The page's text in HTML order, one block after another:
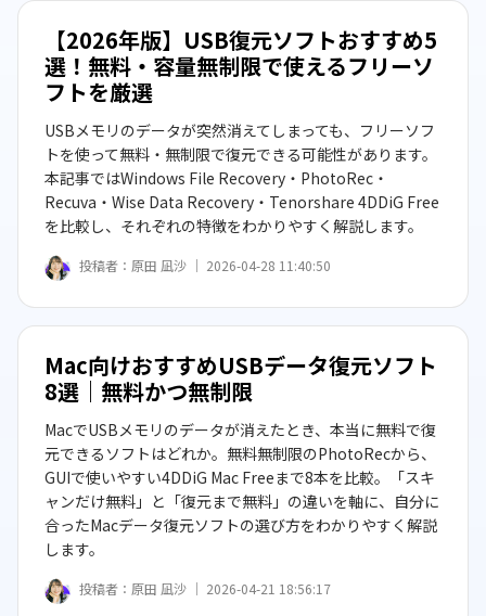
【2026年版】USB復元ソフトおすすめ5
選！無料・容量無制限で使えるフリーソ
フトを厳選
USBメモリのデータが突然消えてしまっても、フリーソフ
トを使って無料・無制限で復元できる可能性があります。
本記事ではWindows File Recovery・PhotoRec・
Recuva・Wise Data Recovery・Tenorshare 4DDiG Free
を比較し、それぞれの特徴をわかりやすく解説します。
投稿者： 原田 凪沙 ｜ 2026-04-28 11:40:50
Mac向けおすすめUSBデータ復元ソフト
8選｜無料かつ無制限
MacでUSBメモリのデータが消えたとき、本当に無料で復
元できるソフトはどれか。無料無制限のPhotoRecから、
GUIで使いやすい4DDiG Mac Freeまで8本を比較。「スキ
ャンだけ無料」と「復元まで無料」の違いを軸に、自分に
合ったMacデータ復元ソフトの選び方をわかりやすく解説
します。
投稿者： 原田 凪沙 ｜ 2026-04-21 18:56:17